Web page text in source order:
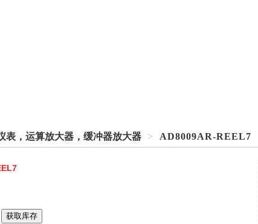
表，运算放大器，缓冲器放大器 > AD8009AR-REEL7
获取库存